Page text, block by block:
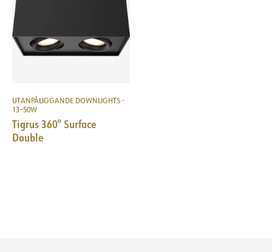
UTANPÅLIGGANDE DOWNLIGHTS -
13–50W
Tigrus 360° Surface
Double